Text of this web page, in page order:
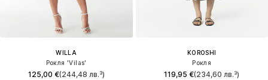
WILLA
Рокля 'Vilas'
125,00 €(244,48 лв.³)
KOROSHI
Рокля
119,95 €(234,60 лв.³)